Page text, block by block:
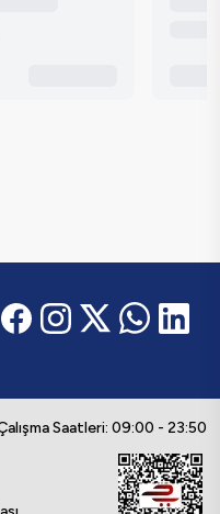
Saatleri: 09:00 - 23:50